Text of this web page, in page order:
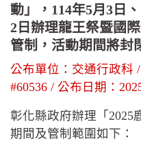
動」，114年5月3日
2日辦理龍王祭暨國
管制，活動期間將封
公布單位：交通行政科
#60536 / 公布日期：
彰化縣政府辦理「2025
期間及管制範圍如下：